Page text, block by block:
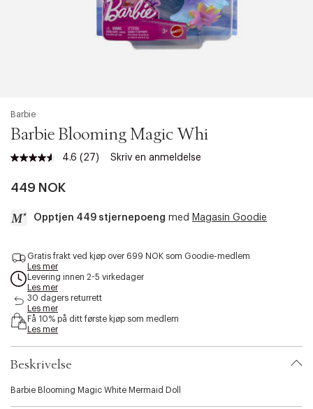
Barbie
Barbie Blooming Magic Whi
4.6 Les
(27) Skriv en anmeldelse
449 NOK
Opptjen 449 stjernepoeng med Magasin Goodie
c
c
e
s
s
i
i
l
t
Gratis frakt ved kjøp over 699 NOK som Goodie-medlem
Les mer
Levering innen 2-5 virkedager
Les mer
30 dagers returrett
Les mer
Få 10% på ditt første kjøp som medlem
Les mer
Beskrivelse
Barbie Blooming Magic White Mermaid Doll